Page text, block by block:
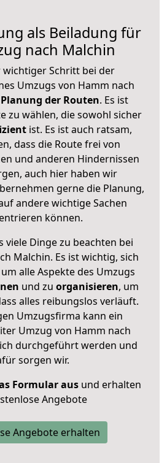
als Beiladung für
nach Malchin
wichtiger Schritt bei der
Umzugs von Hamm nach
der Routen. Es ist
zu wählen, die sowohl sicher
ist. Es ist auch ratsam,
dass die Route frei von
und anderen Hindernissen
auch hier haben wir
gerne die Planung,
andere wichtige Sachen
können.
viele Dinge zu beachten bei
Malchin. Es ist wichtig, sich
alle Aspekte des Umzugs
und zu organisieren, um
alles reibungslos verläuft.
Umzugsfirma kann ein
Umzug von Hamm nach
durchgeführt werden und
sorgen wir.
Formular ausund erhalten
Angebote
Angebote erhalten